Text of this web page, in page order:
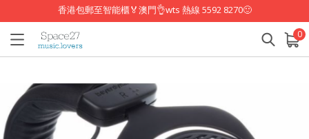
香港包郵至智能櫃🏅澳門👌wts 熱線 5592 8270🙂
0
已加入購物車 查看